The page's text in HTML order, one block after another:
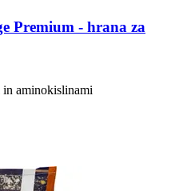
Premium -​ hrana za
aminokislinami